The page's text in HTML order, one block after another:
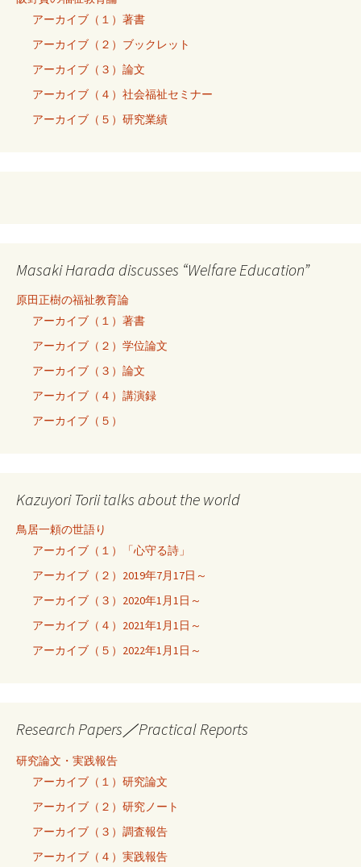
アーカイブ（１）著書
アーカイブ（２）ブックレット
アーカイブ（３）論文
アーカイブ（４）社会福祉セミナー
アーカイブ（５）研究業績
Masaki Harada discusses “Welfare Education”
原田正樹の福祉教育論
アーカイブ（１）著書
アーカイブ（２）学位論文
アーカイブ（３）論文
アーカイブ（４）講演録
アーカイブ（５）
Kazuyori Torii talks about the world
鳥居一頼の世語り
アーカイブ（１）「心守る詩」
アーカイブ（２）2019年7月17日～
アーカイブ（３）2020年1月1日～
アーカイブ（４）2021年1月1日～
アーカイブ（５）2022年1月1日～
Research Papers／Practical Reports
研究論文・実践報告
アーカイブ（１）研究論文
アーカイブ（２）研究ノート
アーカイブ（３）調査報告
アーカイブ（４）実践報告